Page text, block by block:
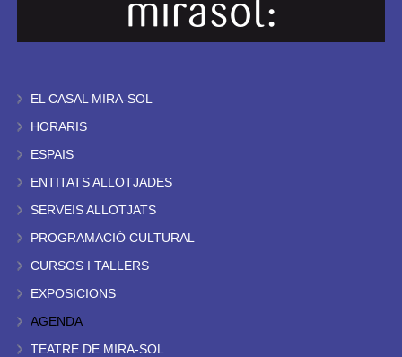
EL CASAL MIRA-SOL
HORARIS
ESPAIS
ENTITATS ALLOTJADES
SERVEIS ALLOTJATS
PROGRAMACIÓ CULTURAL
CURSOS I TALLERS
EXPOSICIONS
AGENDA
TEATRE DE MIRA-SOL